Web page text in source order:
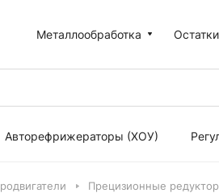
Металлообработка
Авторефрижераторы (ХОУ)
Прецизионные